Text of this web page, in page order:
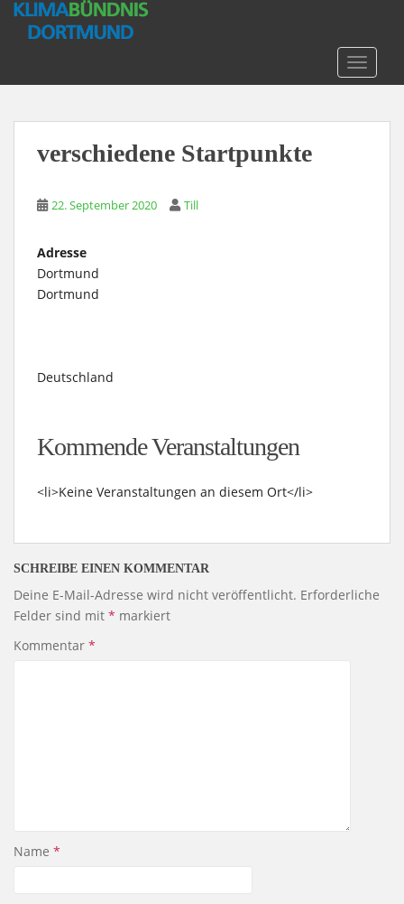
verschiedene Startpunkte
22. September 2020 Till
Adresse
Dortmund
Dortmund
Deutschland
Kommende Veranstaltungen
<li>Keine Veranstaltungen an diesem Ort</li>
SCHREIBE EINEN KOMMENTAR
Deine E-Mail-Adresse wird nicht veröffentlicht. Erforderliche
Felder sind mit * markiert
Kommentar *
Name *